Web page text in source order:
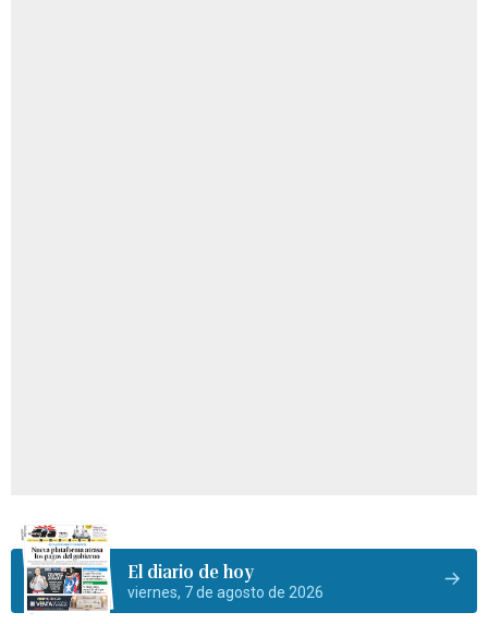
El diario de hoy
viernes, 7 de agosto de 2026